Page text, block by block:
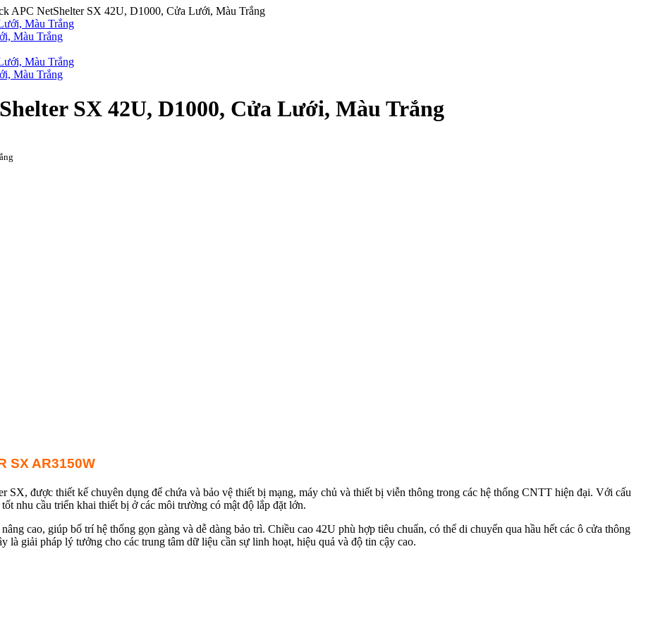
APC NetShelter SX 42U, D1000, Cửa Lưới, Màu Trắng
Màu Trắng
Màu Trắng
SX 42U, D1000, Cửa Lưới, Màu Trắng
SX AR3150W
SX, được thiết kế chuyên dụng để chứa và bảo vệ thiết bị mạng, máy chủ và thiết bị viễn thông trong các hệ thống CNTT hiện đại. Với cấu
nhu cầu triển khai thiết bị ở các môi trường có mật độ lắp đặt lớn.
cao, giúp bố trí hệ thống gọn gàng và dễ dàng bảo trì. Chiều cao 42U phù hợp tiêu chuẩn, có thể di chuyển qua hầu hết các ô cửa thông
giải pháp lý tưởng cho các trung tâm dữ liệu cần sự linh hoạt, hiệu quả và độ tin cậy cao.